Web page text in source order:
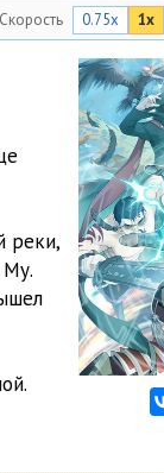
Скорость 0.75x 1x
реки,
Му.